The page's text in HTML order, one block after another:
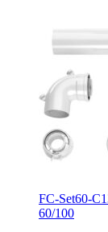
FC-Set60-
60/100